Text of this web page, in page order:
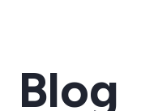
Blog